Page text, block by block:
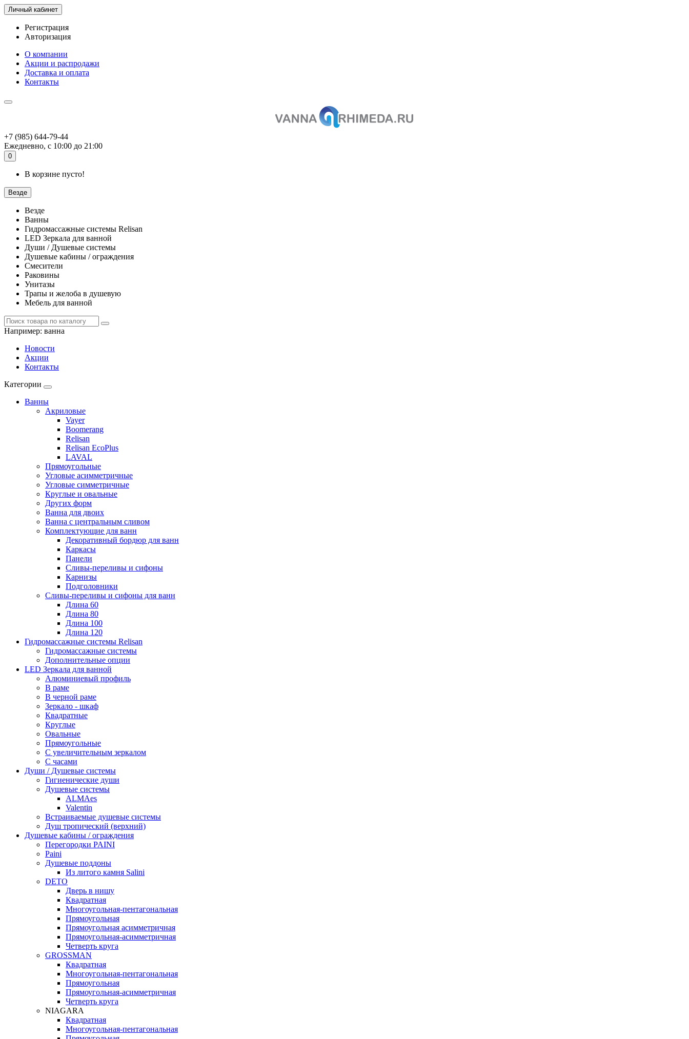
Личный кабинет
Регистрация
Авторизация
О компании
Акции и распродажи
Доставка и оплата
Контакты
+7 (985) 644-79-44
Ежедневно, с 10:00 до 21:00
0
В корзине пусто!
Везде
Везде
Ванны
Гидромассажные системы Relisan
LED Зеркала для ванной
Души / Душевые системы
Душевые кабины / ограждения
Смесители
Раковины
Унитазы
Трапы и желоба в душевую
Мебель для ванной
Например: ванна
Новости
Акции
Контакты
Категории
Ванны
Акриловые
Vayer
Boomerang
Relisan
Relisan EcoPlus
LAVAL
Прямоугольные
Угловые асимметричные
Угловые симметричные
Круглые и овальные
Других форм
Ванна для двоих
Ванна с центральным сливом
Комплектующие для ванн
Декоративный бордюр для ванн
Каркасы
Панели
Сливы-переливы и сифоны
Карнизы
Подголовники
Сливы-переливы и сифоны для ванн
Длина 60
Длина 80
Длина 100
Длина 120
Гидромассажные системы Relisan
Гидромассажные системы
Дополнительные опции
LED Зеркала для ванной
Алюминиевый профиль
В раме
В черной раме
Зеркало - шкаф
Квадратные
Круглые
Овальные
Прямоугольные
С увеличительным зеркалом
С часами
Души / Душевые системы
Гигиенические души
Душевые системы
ALMAes
Valentin
Встраиваемые душевые системы
Душ тропический (верхний)
Душевые кабины / ограждения
Перегородки PAINI
Paini
Душевые поддоны
Из литого камня Salini
DETO
Дверь в нишу
Квадратная
Многоугольная-пентагональная
Прямоугольная
Прямоугольная асимметричная
Прямоугольная-асимметричная
Четверть круга
GROSSMAN
Квадратная
Многоугольная-пентагональная
Прямоугольная
Прямоугольная-асимметричная
Четверть круга
NIAGARA
Квадратная
Многоугольная-пентагональная